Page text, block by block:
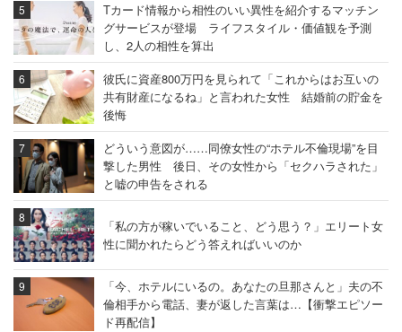
Tカード情報から相性のいい異性を紹介するマッチン
グサービスが登場 ライフスタイル・価値観を予測
し、2人の相性を算出
彼氏に資産800万円を見られて「これからはお互いの
共有財産になるね」と言われた女性 結婚前の貯金を
後悔
どういう意図が……同僚女性の“ホテル不倫現場”を目
撃した男性 後日、その女性から「セクハラされた」
と嘘の申告をされる
「私の方が稼いでいること、どう思う？」エリート女
性に聞かれたらどう答えればいいのか
「今、ホテルにいるの。あなたの旦那さんと」夫の不
倫相手から電話、妻が返した言葉は…【衝撃エピソー
ド再配信】